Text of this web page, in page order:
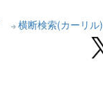
横断検索(カーリル)